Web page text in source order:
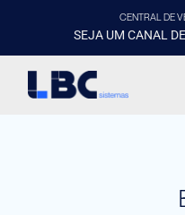
CENTRAL DE
SEJA UM CANAL